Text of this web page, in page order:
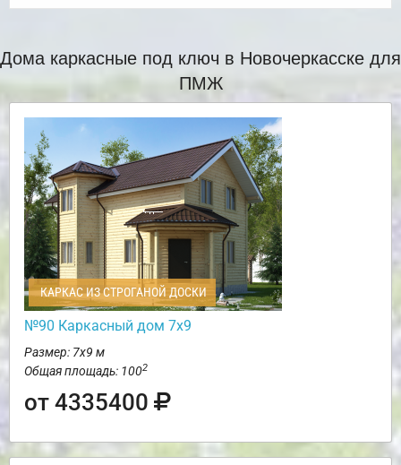
Дома каркасные под ключ в Новочеркасске для
ПМЖ
КАРКАС ИЗ СТРОГАНОЙ ДОСКИ
№90 Каркасный дом 7х9
Размер: 7х9 м
Общая площадь: 1002
от 4335400